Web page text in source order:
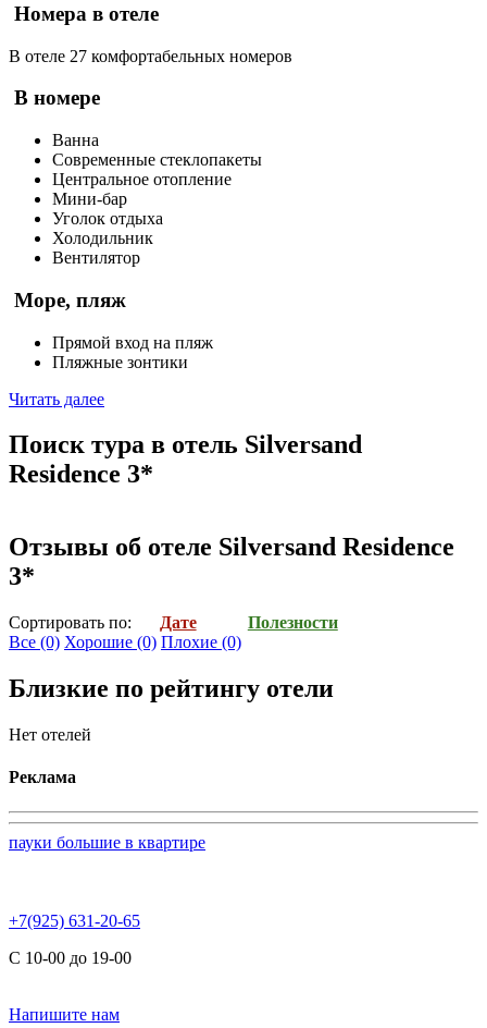
Номера в отеле
В отеле 27 комфортабельных номеров
В номере
Ванна
Современные стеклопакеты
Центральное отопление
Мини-бар
Уголок отдыха
Холодильник
Вентилятор
Море, пляж
Прямой вход на пляж
Пляжные зонтики
Читать далее
Поиск тура в отель Silversand
Residence 3*
Отзывы об отеле Silversand Residence
3*
Cортировать по: Дате
Полезности
Все (0) Хорошие (0) Плохие (0)
Близкие по рейтингу отели
Нет отелей
Реклама
пауки большие в квартире
+7(925) 631-20-65
С 10-00 до 19-00
Напишите нам